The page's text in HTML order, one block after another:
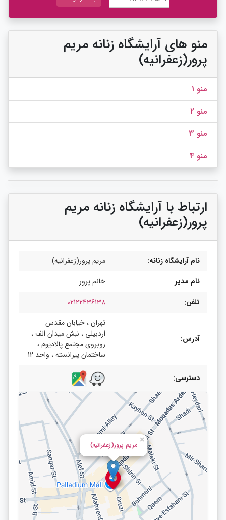
منو های آرایشگاه زنانه مریم
پرور(زعفرانیه)
منو 1
منو 2
منو 3
منو 4
ارتباط با آرایشگاه زنانه مریم
پرور(زعفرانیه)
نام آرایشگاه زنانه:
مریم پرور(زعفرانیه)
نام مدیر
خانم پرور
تلفن:
02122436138
آدرس:
تهران ، خیابان مقدس
اردبیلی ، نبش میدان الف ،
روبروی مجتمع پالادیوم ،
ساختمان پیرانسته ، واحد 12
دسترسی:
مریم پرور(زعفرانیه)
×